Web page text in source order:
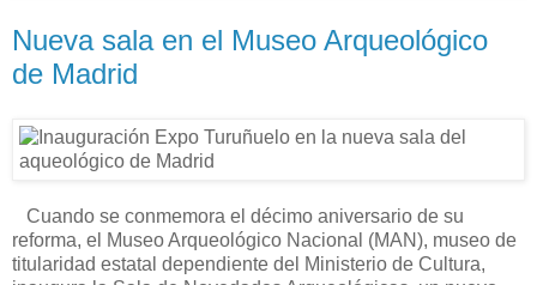
Nueva sala en el Museo Arqueológico
de Madrid
Cuando se conmemora el décimo aniversario de su
reforma, el Museo Arqueológico Nacional (MAN), museo de
titularidad estatal dependiente del Ministerio de Cultura,